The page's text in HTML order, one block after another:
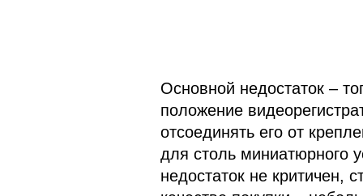
Основной недостаток –
положение
отсоединять его от
для столь миниатюрного
недостаток не критичен,